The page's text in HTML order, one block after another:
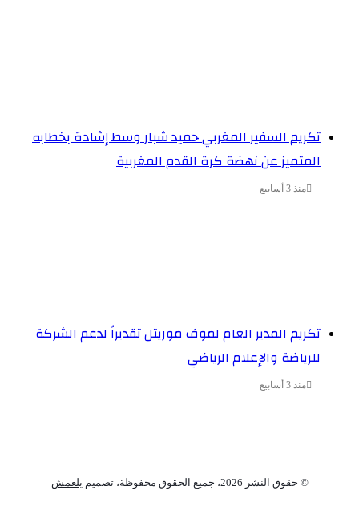
تكريم السفير المغربي حميد شبار وسط إشادة بخطابه
المتميز عن نهضة كرة القدم المغربية
منذ 3 أسابيع
تكريم المدير العام لموف موريتل تقديراً لدعم الشركة
للرياضة والإعلام الرياضي
منذ 3 أسابيع
© حقوق النشر 2026، جميع الحقوق محفوظة، تصميم بلعمش